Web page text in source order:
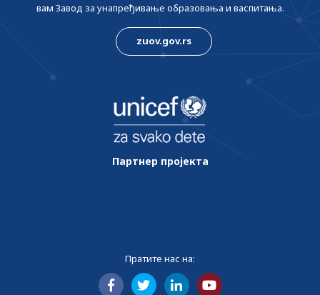
вам Завод за унапређивање образовања и васпитања.
zuov.gov.rs
Партнер пројекта
Пратите нас на: